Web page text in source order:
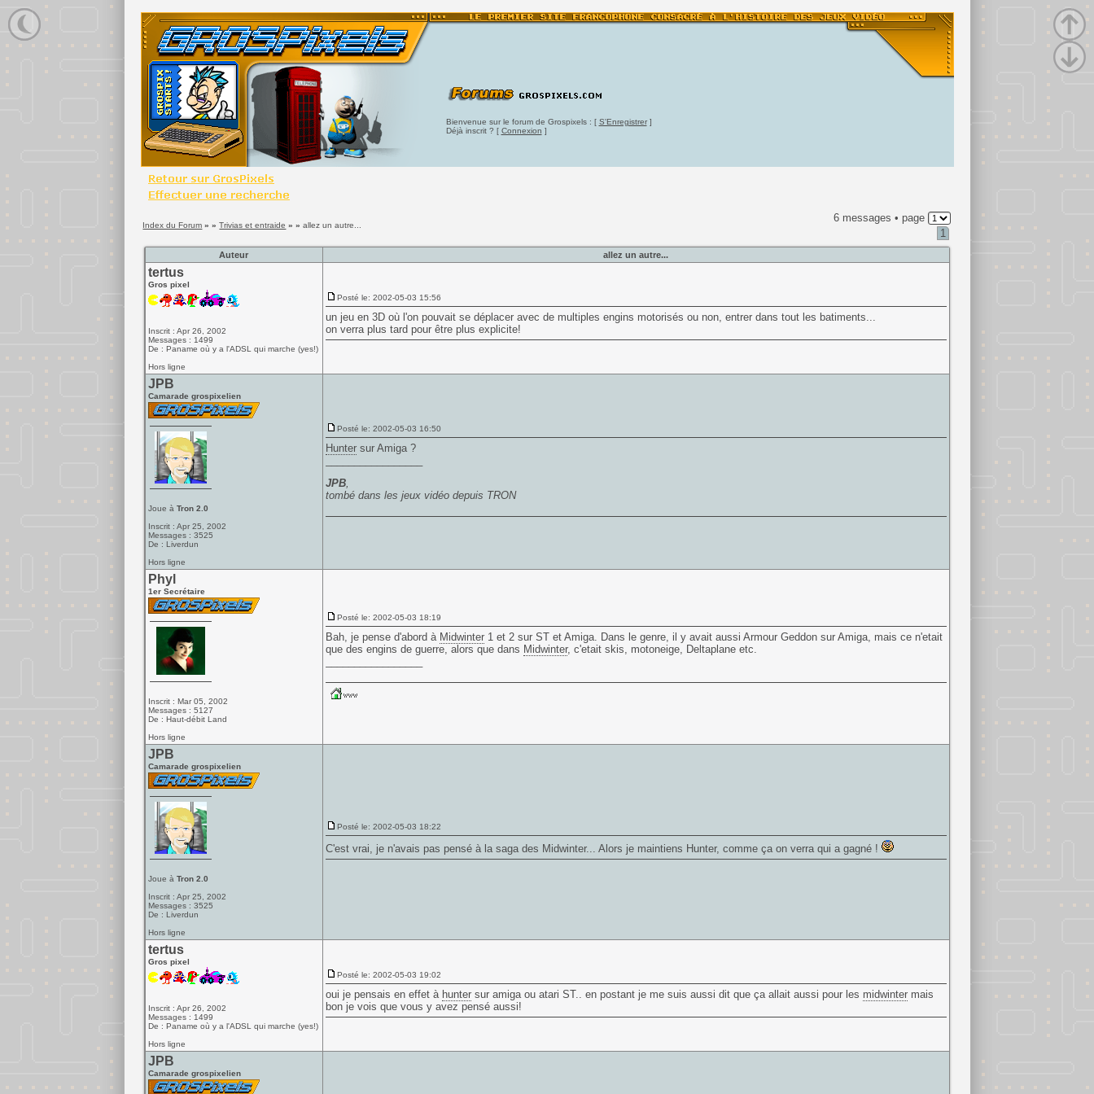
Bienvenue sur le forum de Grospixels : [ S'Enregistrer]
Déjà inscrit ? [ Connexion ]
Index du Forum » »Trivias et entraide » »allez un autre...
6 messages • page
1
Auteur allez un autre...
tertus
Gros pixel
Inscrit : Apr 26, 2002
Messages : 1499
De : Paname où y a l'ADSL qui marche (yes!)
Hors ligne
Posté le: 2002-05-03 15:56
un jeu en 3D où l'on pouvait se déplacer avec de multiples engins motorisés ou non, entrer dans tout les batiments...
on verra plus tard pour être plus explicite!
JPB
Camarade grospixelien
Joue à Tron 2.0
Inscrit : Apr 25, 2002
Messages : 3525
De : Liverdun
Hors ligne
Posté le: 2002-05-03 16:50
Huntersur Amiga ?
JPB,
tombé dans les jeux vidéo depuis TRON
Phyl
1er Secrétaire
Inscrit : Mar 05, 2002
Messages : 5127
De : Haut-débit Land
Hors ligne
Posté le: 2002-05-03 18:19
Bah, je pense d'abord à Midwinter1 et 2 sur ST et Amiga. Dans le genre, il y avait aussi Armour Geddon sur Amiga, mais ce n'etait
que des engins de guerre, alors que dans Midwinter, c'etait skis, motoneige, Deltaplane etc.
JPB
Camarade grospixelien
Joue à Tron 2.0
Inscrit : Apr 25, 2002
Messages : 3525
De : Liverdun
Hors ligne
Posté le: 2002-05-03 18:22
C'est vrai, je n'avais pas pensé à la saga des Midwinter... Alors je maintiens Hunter, comme ça on verra qui a gagné !
tertus
Gros pixel
Inscrit : Apr 26, 2002
Messages : 1499
De : Paname où y a l'ADSL qui marche (yes!)
Hors ligne
Posté le: 2002-05-03 19:02
oui je pensais en effet à huntersur amiga ou atari ST.. en postant je me suis aussi dit que ça allait aussi pour les midwintermais
bon je vois que vous y avez pensé aussi!
JPB
Camarade grospixelien